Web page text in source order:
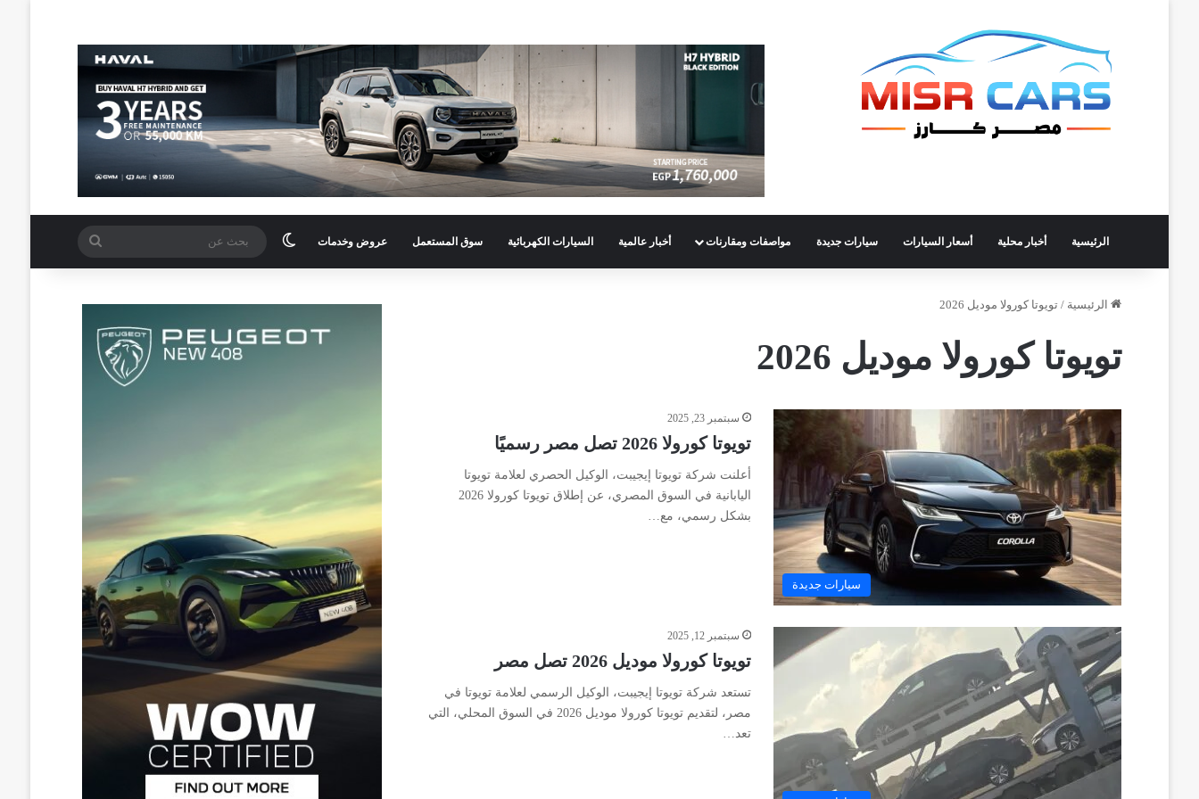
الرئيسية أخبار محلية أسعار السيارات سيارات جديدة مواصفات ومقارنات أخبار عالمية السيارات الكهربائية سوق المستعمل عروض وخدمات الوضع المظلم بحث
عن
الرئيسية / تويوتا كورولا موديل 2026
تويوتا كورولا موديل 2026
سيارات جديدة
سبتمبر 23, 2025
تويوتا كورولا 2026 تصل مصر رسميًا
أعلنت شركة تويوتا إيجيبت، الوكيل الحصري لعلامة تويوتا
اليابانية في السوق المصري، عن إطلاق تويوتا كورولا 2026
بشكل رسمي، مع…
سبتمبر 12, 2025
تويوتا كورولا موديل 2026 تصل مصر
تستعد شركة تويوتا إيجيبت، الوكيل الرسمي لعلامة تويوتا في
مصر، لتقديم تويوتا كورولا موديل 2026 في السوق المحلي، التي
تعد…